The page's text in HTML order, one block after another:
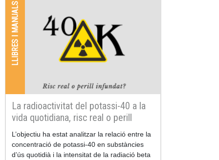
LLIBRES I MANUALS
La radioactivitat del potassi-40 a la
vida quotidiana, risc real o perill
infundat?
Resum
L’objectiu ha estat analitzar la relació entre la
concentració de potassi-40 en substàncies
d’ús quotidià i la intensitat de la radiació beta